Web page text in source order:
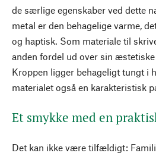
de særlige egenskaber ved dette
metal er den behagelige varme,
og haptisk. Som materiale til
anden fordel ud over sin
Kroppen ligger behageligt tungt i
materialet også en karakteristisk
Et smykke med en
Det kan ikke være tilfældigt: